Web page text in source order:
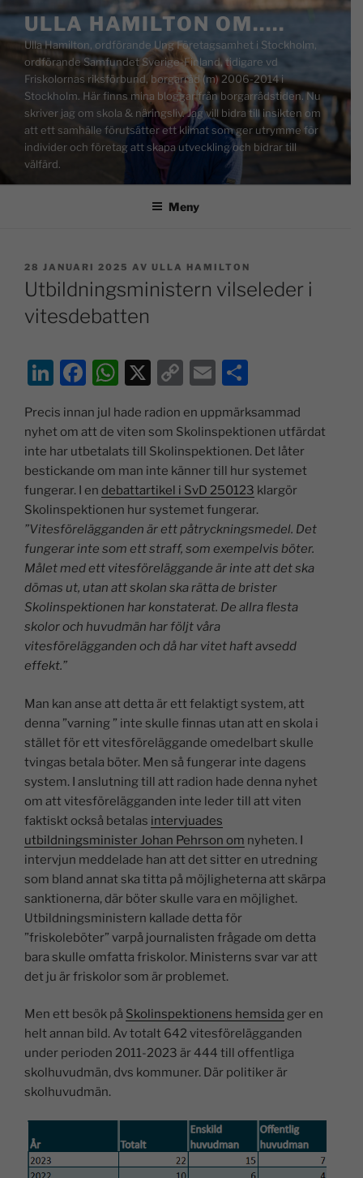
ULLA HAMILTON OM…..
Ulla Hamilton, ordförande Ung Företagsamhet i Stockholm,
ordförande Samfundet Sverige-Finland, tidigare vd
Friskolornas riksförbund, borgarråd (m) 2006-2014 i
Stockholm. Här finns mina bloggar från borgarrådstiden. Nu
skriver jag om skola & näringsliv. Jag vill bidra till insikten om
att ett samhälle förutsätter ett klimat som ger utrymme för
individer och företag att skapa utveckling och bidrar till
välfärd.
Meny
28 JANUARI 2025 AV ULLA HAMILTON
Utbildningsministern vilseleder i
vitesdebatten
Li
k
e
dI
n
F
c
e
b
o
o
k
W
at
s
A
p
p
X
C
p
y
Li
n
k
E
ai
l
a
Precis innan jul hade radion en uppmärksammad
nyhet om att de viten som Skolinspektionen utfärdat
inte har utbetalats till Skolinspektionen. Det låter
bestickande om man inte känner till hur systemet
fungerar. I en debattartikel i SvD 250123 klargör
Skolinspektionen hur systemet fungerar.
”Vitesförelägganden är ett påtryckningsmedel. Det
fungerar inte som ett straff, som exempelvis böter.
Målet med ett vitesföreläggande är inte att det ska
dömas ut, utan att skolan ska rätta de brister
Skolinspektionen har konstaterat. De allra flesta
skolor och huvudmän har följt våra
vitesförelägganden och då har vitet haft avsedd
effekt.”
Man kan anse att detta är ett felaktigt system, att
denna ”varning ” inte skulle finnas utan att en skola i
stället för ett vitesföreläggande omedelbart skulle
tvingas betala böter. Men så fungerar inte dagens
system. I anslutning till att radion hade denna nyhet
om att vitesförelägganden inte leder till att viten
faktiskt också betalas intervjuades
utbildningsminister Johan Pehrson om nyheten. I
intervjun meddelade han att det sitter en utredning
som bland annat ska titta på möjligheterna att skärpa
sanktionerna, där böter skulle vara en möjlighet.
Utbildningsministern kallade detta för
”friskoleböter” varpå journalisten frågade om detta
bara skulle omfatta friskolor. Ministerns svar var att
det ju är friskolor som är problemet.
Men ett besök på Skolinspektionens hemsida ger en
helt annan bild. Av totalt 642 vitesförelägganden
under perioden 2011-2023 är 444 till offentliga
skolhuvudmän, dvs kommuner. Där politiker är
skolhuvudmän.